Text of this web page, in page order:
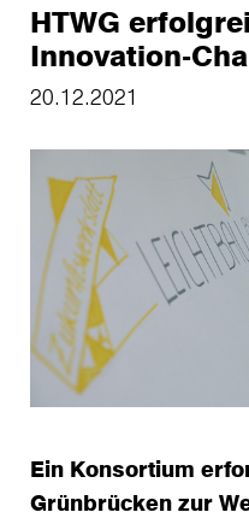
HTWG
Innovation-
20.12.2021
Ein Konsortium
Grünbrücken zur